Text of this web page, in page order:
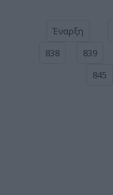
Έναρξη
838
839
845